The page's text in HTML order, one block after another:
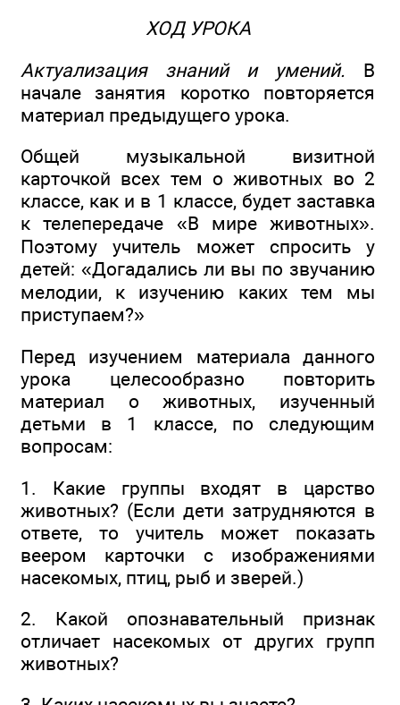
ХОД УРОКА
Актуализация знаний и умений. В
начале занятия коротко повторяется
материал предыдущего урока.
Общей музыкальной визитной
карточкой всех тем о животных во 2
классе, как и в 1 классе, будет заставка
к телепередаче «В мире животных».
Поэтому учитель может спросить у
детей: «Догадались ли вы по звучанию
мелодии, к изучению каких тем мы
приступаем?»
Перед изучением материала данного
урока целесообразно повторить
материал о животных, изученный
детьми в 1 классе, по следующим
вопросам:
1. Какие группы входят в царство
животных? (Если дети затрудняются в
ответе, то учитель может показать
веером карточки с изображениями
насекомых, птиц, рыб и зверей.)
2. Какой опознавательный признак
отличает насекомых от других групп
животных?